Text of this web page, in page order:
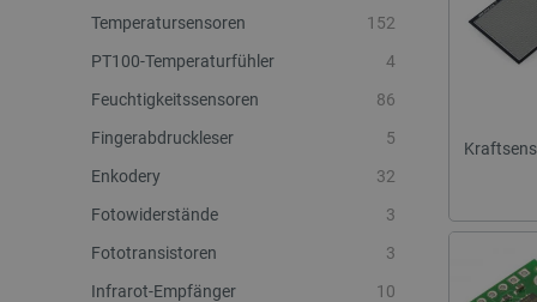
Temperatursensoren
152
PT100-Temperaturfühler
4
Feuchtigkeitssensoren
86
Fingerabdruckleser
5
Enkodery
32
Fotowiderstände
3
Fototransistoren
3
Infrarot-Empfänger
10